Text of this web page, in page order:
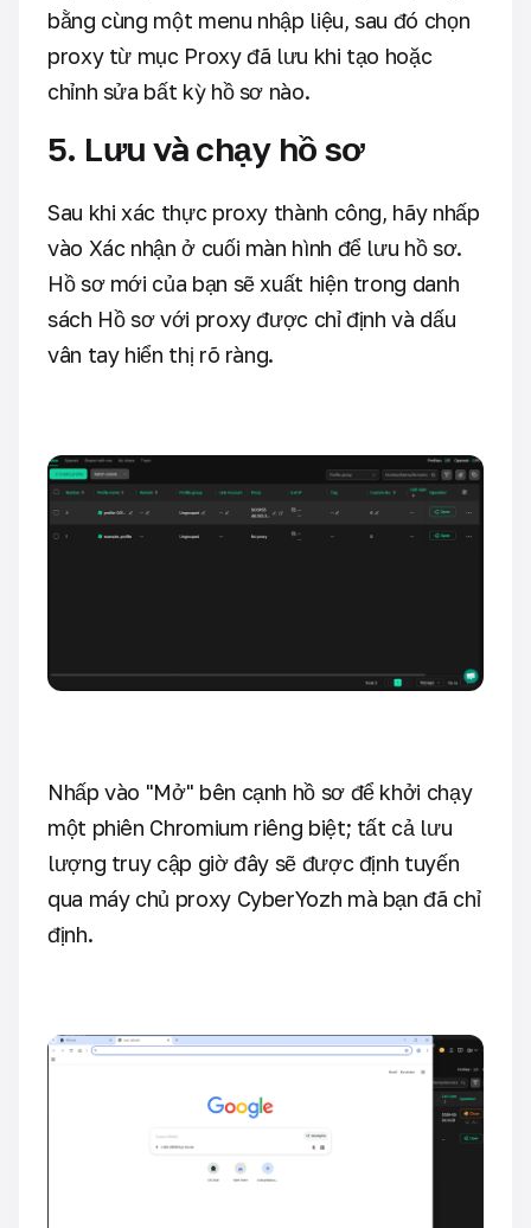
bằng cùng một menu nhập liệu, sau đó chọn
proxy từ mục Proxy đã lưu khi tạo hoặc
chỉnh sửa bất kỳ hồ sơ nào.
5. Lưu và chạy hồ sơ
Sau khi xác thực proxy thành công, hãy nhấp
vào Xác nhận ở cuối màn hình để lưu hồ sơ.
Hồ sơ mới của bạn sẽ xuất hiện trong danh
sách Hồ sơ với proxy được chỉ định và dấu
vân tay hiển thị rõ ràng.
Nhấp vào "Mở" bên cạnh hồ sơ để khởi chạy
một phiên Chromium riêng biệt; tất cả lưu
lượng truy cập giờ đây sẽ được định tuyến
qua máy chủ proxy CyberYozh mà bạn đã chỉ
định.